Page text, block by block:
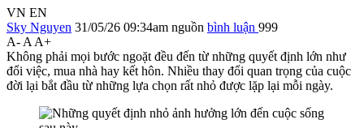
VN EN
Sky Nguyen 31/05/26 09:34am nguồn bình luận 999
A- A A+
Không phải mọi bước ngoặt đều đến từ những quyết định lớn như
đổi việc, mua nhà hay kết hôn. Nhiều thay đổi quan trọng của cuộc
đời lại bắt đầu từ những lựa chọn rất nhỏ được lặp lại mỗi ngày.